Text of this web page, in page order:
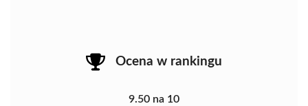
Ocena w rankingu
9.50 na 10